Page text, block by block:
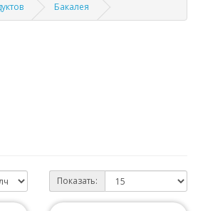
Бакалея
Показать: